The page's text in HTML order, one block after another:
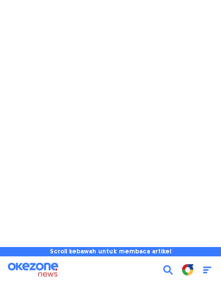
Scroll kebawah untuk membaca artikel